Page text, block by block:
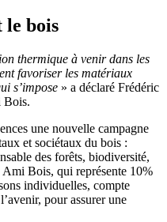
le bois
thermique à venir dans les
favoriser les matériaux
s’impose » a déclaré Frédéric
Bois.
une nouvelle campagne
et sociétaux du bois :
des forêts, biodiversité,
Bois, qui représente 10%
individuelles, compte
pour assurer une